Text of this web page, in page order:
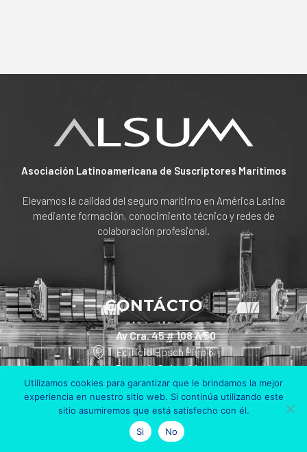
Asociación Latinoamericana de Suscriptores Marítimos
Elevamos la calidad del seguro marítimo en América Latina
mediante formación, conocimiento técnico y redes de
colaboración profesional.
CONTÁCTO
Av Cra. 45 # 108 A 50
Edificio Bosch Piso 6
Bogotá, Colombia
+57 311 801 90 30
info@alsum.co
Utilizamos cookies para garantizar que le brindamos la mejor
experiencia en nuestro sitio web. Si continúa utilizando este
sitio asumiremos que está satisfecho con él.
Si
No